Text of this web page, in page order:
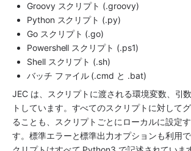
Groovy スクリプト (.groovy)
Python スクリプト (.py)
Go スクリプト (.go)
Powershell スクリプト (.ps1)
Shell スクリプト (.sh)
バッチ ファイル (.cmd と .bat)
JEC は、スクリプトに渡される環境変数、引
トしています。すべてのスクリプトに対して
ることも、スクリプトごとにローカルに設定
す。標準エラーと標準出力オプションも利用